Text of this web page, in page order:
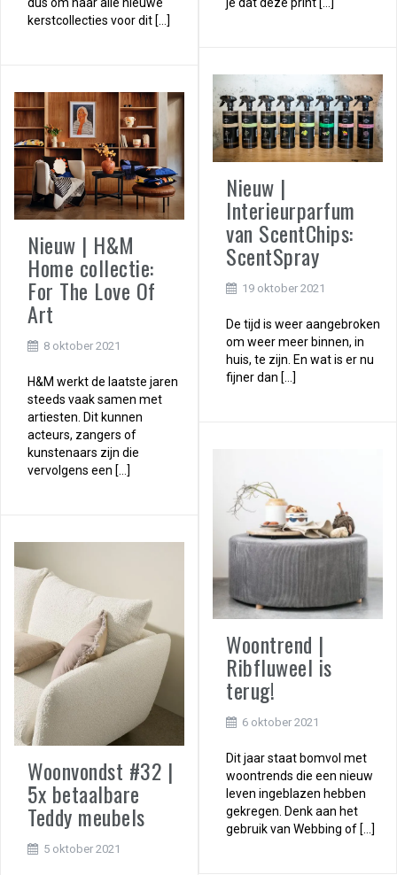
kerstcollecties voor dit […]
Nieuw |
Interieurparfum
van ScentChips:
ScentSpray
19 oktober 2021
De tijd is weer aangebroken
om weer meer binnen, in
huis, te zijn. En wat is er nu
fijner dan […]
Nieuw | H&M
Home collectie:
For The Love Of
Art
8 oktober 2021
H&M werkt de laatste jaren
steeds vaak samen met
artiesten. Dit kunnen
acteurs, zangers of
kunstenaars zijn die
vervolgens een […]
Woontrend |
Ribfluweel is
terug!
6 oktober 2021
Dit jaar staat bomvol met
woontrends die een nieuw
leven ingeblazen hebben
gekregen. Denk aan het
gebruik van Webbing of […]
Woonvondst #32 |
5x betaalbare
Teddy meubels
5 oktober 2021